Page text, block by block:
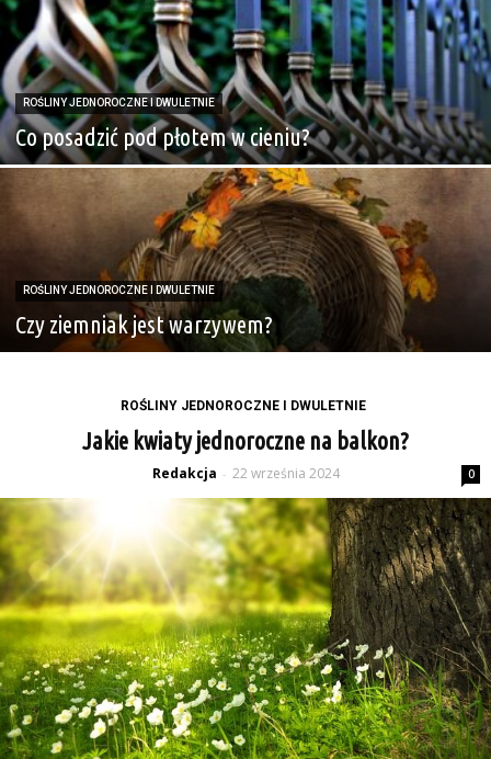
ROŚLINY JEDNOROCZNE I DWULETNIE
Co posadzić pod płotem w cieniu?
ROŚLINY JEDNOROCZNE I DWULETNIE
Czy ziemniak jest warzywem?
ROŚLINY JEDNOROCZNE I DWULETNIE
Jakie kwiaty jednoroczne na balkon?
Redakcja - 22 września 2024 0